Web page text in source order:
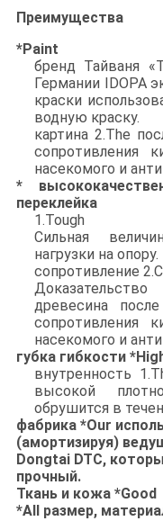
Преимущества
*Paint
бренд Тайваня
Германии IDOPA
краски
водную краску.
картина 2.The
сопротивления
насекомого и
*
переклейка
1.Tough
Сильная
нагрузки на опору.
сопротивление
древесина
сопротивления
насекомого и
губка гибкости
внутренность
высокой
обрушится в
фабрика *Our
(амортизируя)
Dongtai DTC,
прочный.
Ткань и кожа *Good
*All размер,